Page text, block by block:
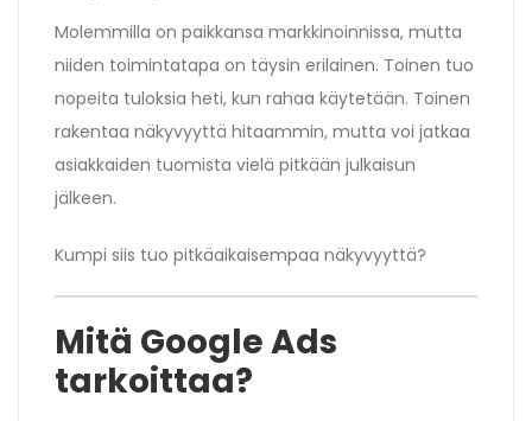
Molemmilla on paikkansa markkinoinnissa, mutta
niiden toimintatapa on täysin erilainen. Toinen tuo
nopeita tuloksia heti, kun rahaa käytetään. Toinen
rakentaa näkyvyyttä hitaammin, mutta voi jatkaa
asiakkaiden tuomista vielä pitkään julkaisun
jälkeen.
Kumpi siis tuo pitkäaikaisempaa näkyvyyttä?
Mitä Google Ads
tarkoittaa?